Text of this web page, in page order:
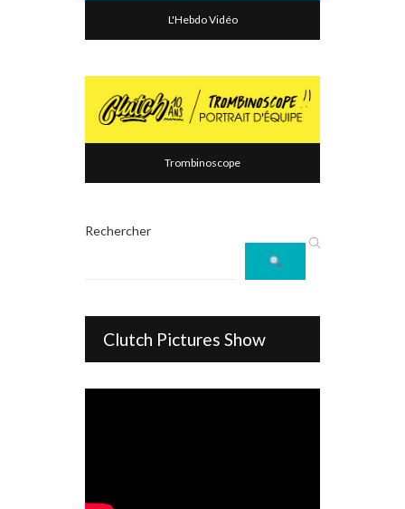
L'Hebdo Vidéo
Trombinoscope
Rechercher
Clutch Pictures Show